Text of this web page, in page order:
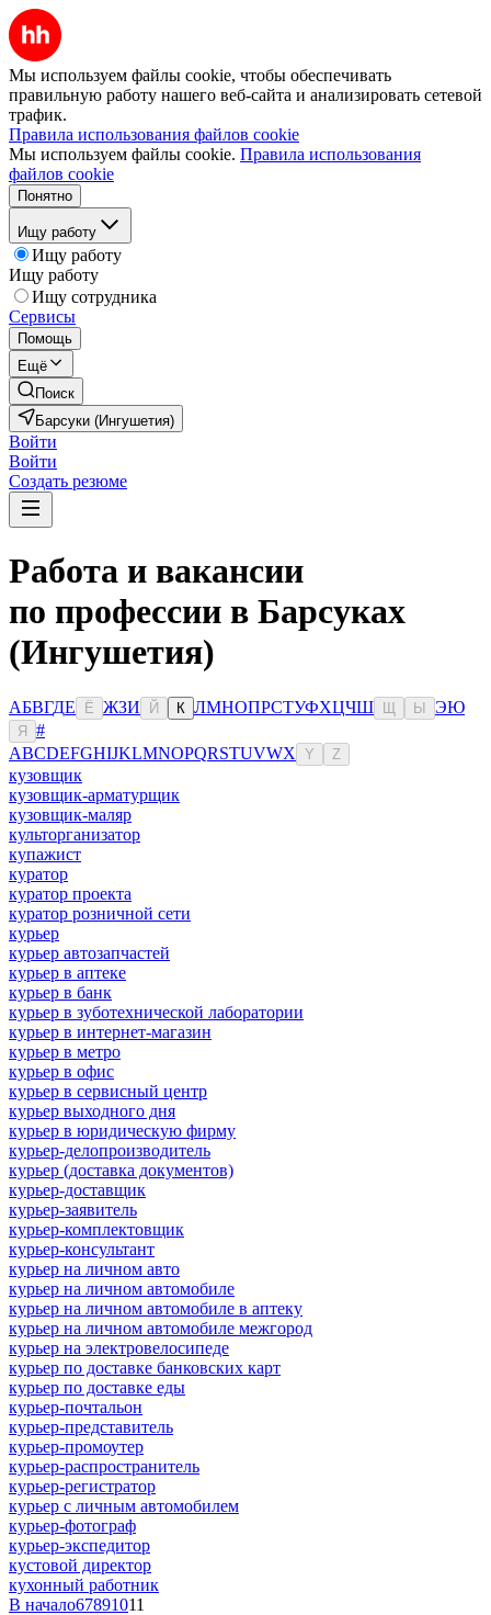
Мы используем файлы cookie, чтобы обеспечивать
правильную работу нашего веб-сайта и анализировать сетевой
трафик.
Правила использования файлов cookie
Мы используем файлы cookie. Правила использования
файлов cookie
Понятно
Ищу работу
Ищу работу
Ищу работу
Ищу сотрудника
Сервисы
Помощь
Ещё
Поиск
Барсуки (Ингушетия)
Войти
Войти
Создать резюме
Работа и вакансии
по профессии в Барсуках
(Ингушетия)
АБВГДЕ Ё ЖЗИ Й К ЛМНОПРСТУФХЦЧШ Ы ЭЮ
Я
#
ABCDEFGHIJKLMNOPQRSTUVWX Y Z
кузовщик
кузовщик-арматурщик
кузовщик-маляр
культорганизатор
купажист
куратор
куратор проекта
куратор розничной сети
курьер
курьер автозапчастей
курьер в аптеке
курьер в банк
курьер в зуботехнической лаборатории
курьер в интернет-магазин
курьер в метро
курьер в офис
курьер в сервисный центр
курьер выходного дня
курьер в юридическую фирму
курьер-делопроизводитель
курьер (доставка документов)
курьер-доставщик
курьер-заявитель
курьер-комплектовщик
курьер-консультант
курьер на личном авто
курьер на личном автомобиле
курьер на личном автомобиле в аптеку
курьер на личном автомобиле межгород
курьер на электровелосипеде
курьер по доставке банковских карт
курьер по доставке еды
курьер-почтальон
курьер-представитель
курьер-промоутер
курьер-распространитель
курьер-регистратор
курьер с личным автомобилем
курьер-фотограф
курьер-экспедитор
кустовой директор
кухонный работник
В начало67891011